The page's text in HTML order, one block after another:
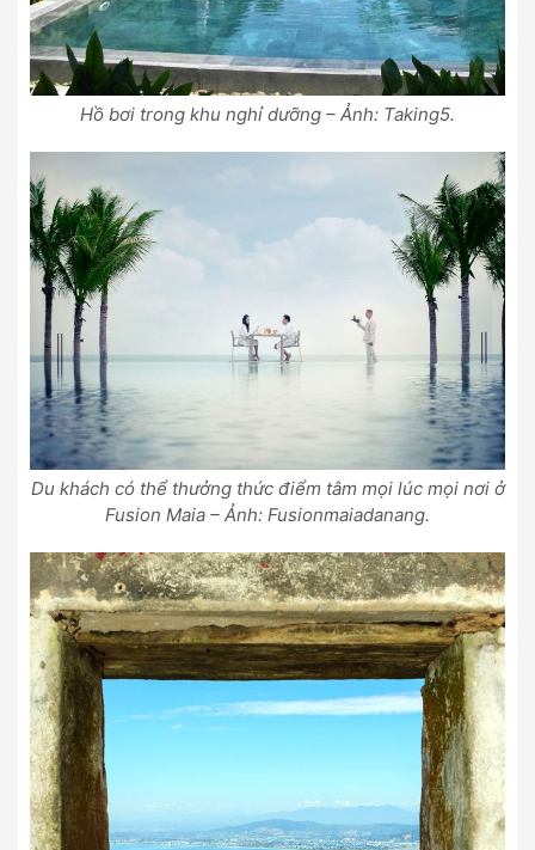
Hồ bơi trong khu nghỉ dưỡng – Ảnh: Taking5.
Du khách có thể thưởng thức điểm tâm mọi lúc mọi nơi ở
Fusion Maia – Ảnh: Fusionmaiadanang.